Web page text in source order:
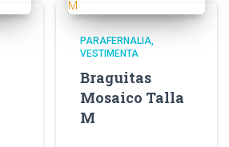
PARAFERNALIA
VESTIMENTA
Braguitas
Mosaico Talla
M